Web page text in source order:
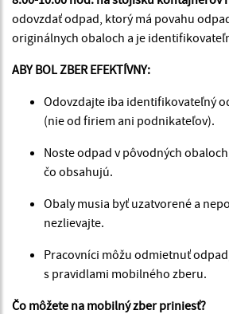
odovzdať odpad, ktorý má povahu
originálnych obaloch a je
ABY BOL ZBER EFEKTÍVNY:
Odovzdajte iba identifikovateľný
(nie od firiem ani podnikateľov).
Noste odpad v pôvodných
čo obsahujú.
Obaly musia byť uzatvorené a
nezlievajte.
Pracovníci môžu odmietnuť
s pravidlami mobilného zberu.
Čo môžete na mobilný zber priniesť?